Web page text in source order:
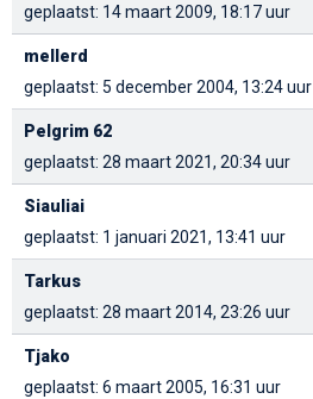
geplaatst: 14 maart 2009, 18:17 uur
mellerd
geplaatst: 5 december 2004, 13:24 uur
Pelgrim 62
geplaatst: 28 maart 2021, 20:34 uur
Siauliai
geplaatst: 1 januari 2021, 13:41 uur
Tarkus
geplaatst: 28 maart 2014, 23:26 uur
Tjako
geplaatst: 6 maart 2005, 16:31 uur